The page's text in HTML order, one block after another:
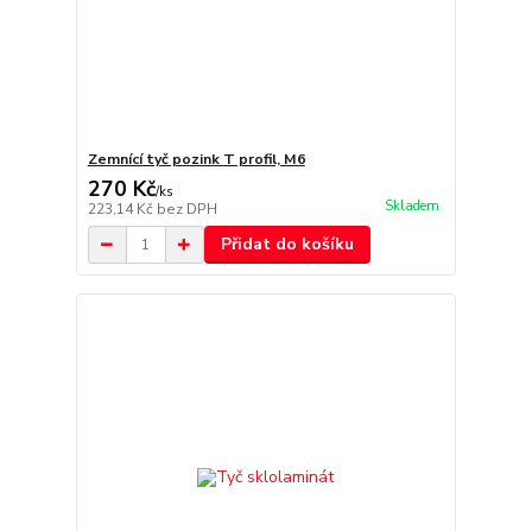
Zemnící tyč pozink T profil, M6
270 Kč/ks
223,14 Kč bez DPH Skladem
Přidat do košíku